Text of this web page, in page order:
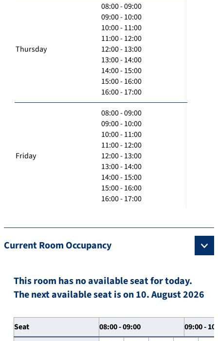
Thursday
08:00 - 09:00
09:00 - 10:00
10:00 - 11:00
11:00 - 12:00
12:00 - 13:00
13:00 - 14:00
14:00 - 15:00
15:00 - 16:00
16:00 - 17:00
Friday
08:00 - 09:00
09:00 - 10:00
10:00 - 11:00
11:00 - 12:00
12:00 - 13:00
13:00 - 14:00
14:00 - 15:00
15:00 - 16:00
16:00 - 17:00
Current Room Occupancy
This room has no available seat for today.
The next available seat is on 10. August 2026
Seat 08:00 - 09:00 09:00 -